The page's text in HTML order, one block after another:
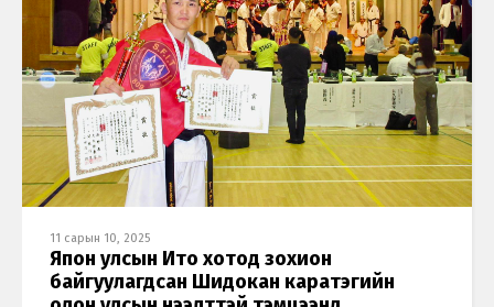
11 сарын 10, 2025
Япон улсын Ито хотод зохион
байгуулагдсан Шидокан каратэгийн